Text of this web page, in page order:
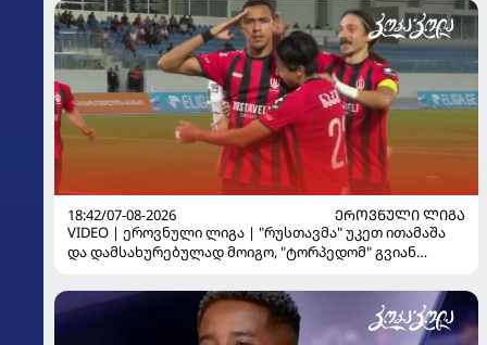
18:42/07-08-2026
ᲔᲠᲝᲕᲜᲣᲚᲘ ᲚᲘᲒᲐ
VIDEO | ეროვნული ლიგა | "რუსთავმა" უკეთ ითამაშა
და დამსახურებულად მოიგო, "ტორპედომ" გვიან